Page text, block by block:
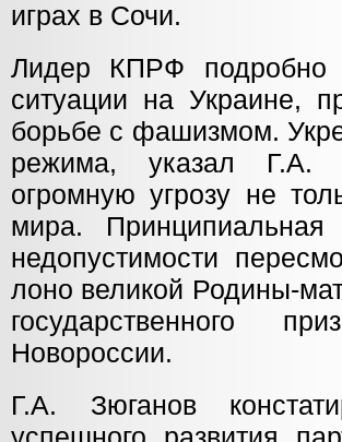
играх в Сочи.
Лидер КПРФ подробно
ситуации на Украине,
борьбе с фашизмом.
режима, указал Г.А.
огромную угрозу не
мира.
недопустимости
лоно великой Родины-
государственного
Новороссии.
Г.А. Зюганов